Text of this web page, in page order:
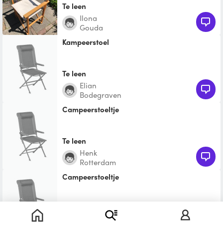
Te leen
Ilona
Gouda
Kampeerstoel
Te leen
Elian
Bodegraven
Campeerstoeltje
Te leen
Henk
Rotterdam
Campeerstoeltje